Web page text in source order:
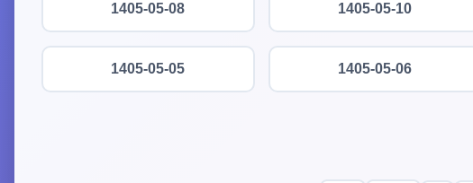
1405-05-10
1405-05-08
1405-05-06
1405-05-05